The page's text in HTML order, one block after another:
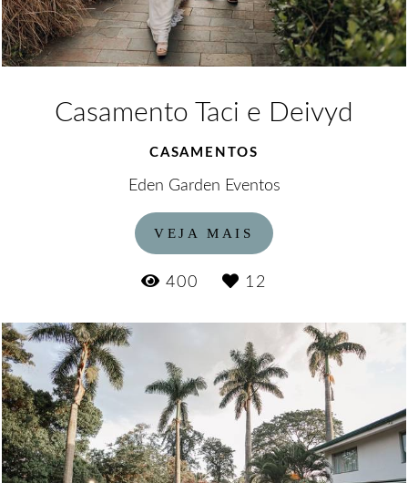
Casamento Taci e Deivyd
CASAMENTOS
Eden Garden Eventos
VEJA MAIS
400 12